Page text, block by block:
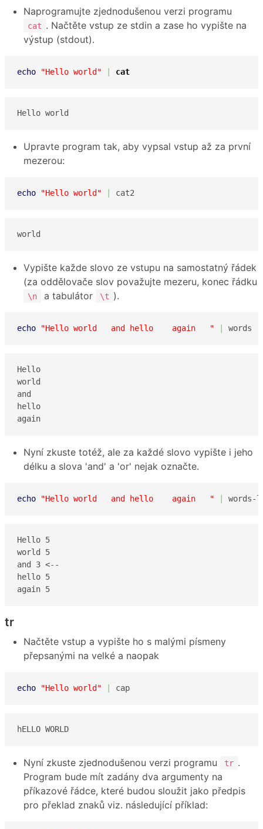
Naprogramujte zjednodušenou verzi programu
cat . Načtěte vstup ze stdin a zase ho vypište na
výstup (stdout).
echo "Hello world" cat
Hello world
Upravte program tak, aby vypsal vstup až za první
mezerou:
echo "Hello world" cat2
world
Vypište každe slovo ze vstupu na samostatný řádek
(za oddělovače slov považujte mezeru, konec řádku
\n a tabulátor \t ).
echo "Hello world   and hello    again   " words
Hello
world
and
hello
again
Nyní zkuste totéž, ale za každé slovo vypište i jeho
délku a slova 'and' a 'or' nejak označte.
echo "Hello world   and hello    again   " words-
Hello 5
world 5
and 3 <--
hello 5
again 5
tr
Načtěte vstup a vypište ho s malými písmeny
přepsanými na velké a naopak
echo "Hello world" cap
hELLO WORLD
Nyní zkuste zjednodušenou verzi programu tr .
Program bude mít zadány dva argumenty na
příkazové řádce, které budou sloužit jako předpis
pro překlad znaků viz. následující příklad: